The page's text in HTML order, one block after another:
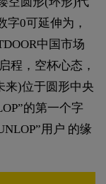
字0可延伸为，
中国市场
程，空杯心态，
来)位于圆形中央
的第一个字
用户 的缘